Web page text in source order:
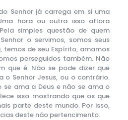
Senhor já carrega em si uma
hora ou outra isso aflora
simples questão de quem
o servimos, somos seus
temos de seu Espírito, amamos
perseguidos também. Não
que é. Não se pode dizer que
o Senhor Jesus, ou o contrário.
se ama a Deus e não se ama o
isso mostrando que os que
parte deste mundo. Por isso,
deste não pertencimento.